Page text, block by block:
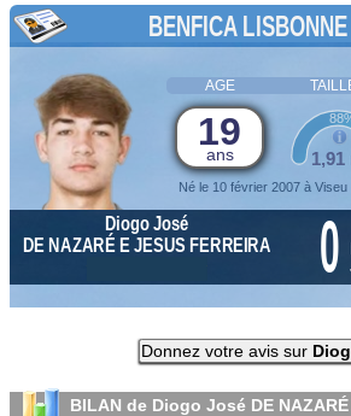
BENFICA LISBONNE
AGE
19
ans
Né le 10 février 2007 à Viseu
1,91
Diogo José
DE NAZARÉ E JESUS FERREIRA
0
Donnez votre avis sur
BILAN de Diogo José DE